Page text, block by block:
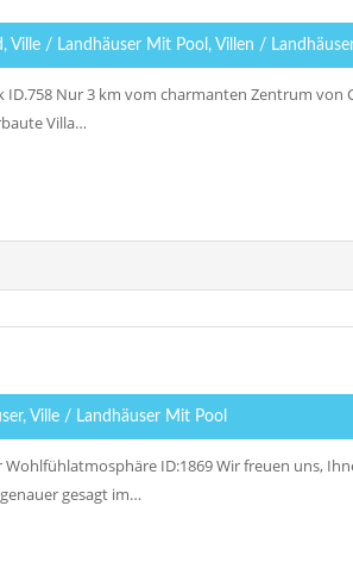
Ville / Landhäuser Mit Pool, Villen /
Nur 3 km vom charmanten Zentrum
Villa…
Ville / Landhäuser Mit Pool
ID:1869 Wir freuen uns,
gesagt im…